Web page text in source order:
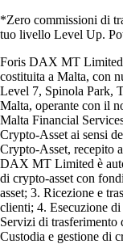
*Zero commissioni di
tuo livello Level Up.
Foris DAX MT Limited
costituita a Malta, con
Level 7, Spinola Park,
Malta, operante con il
Malta Financial
Crypto-Asset ai sensi
Crypto-Asset, recepito
DAX MT Limited è
di crypto-asset con
asset; 3. Ricezione e
clienti; 4. Esecuzione
Servizi di trasferimento
Custodia e gestione di